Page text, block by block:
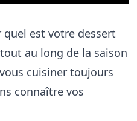
est votre dessert
au long de la saison
cuisiner toujours
connaître vos